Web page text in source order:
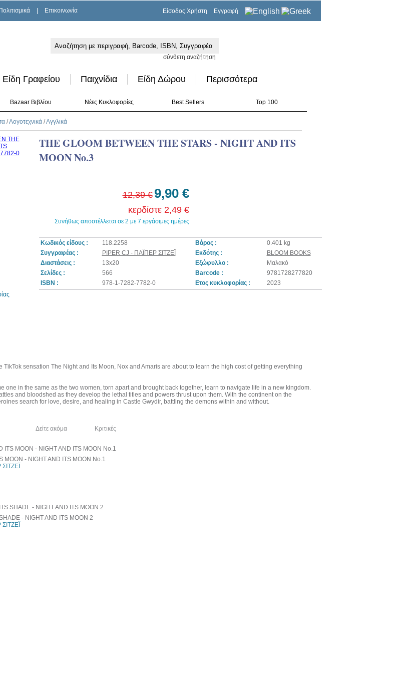
Επικοινωνία Είσοδος Χρήστη Εγγραφή
σύνθετη αναζήτηση
Γραφείου Παιχνίδια Είδη Δώρου Περισσότερα
Bazaar Βιβλίου Νέες Κυκλοφορίες Best Sellers Top 100
/Λογοτεχνικά /Αγγλικά
THE GLOOM BETWEEN THE STARS - NIGHT AND ITS
MOON No.3
12,39 € 9,90 €
κερδίστε 2,49 €
Συνήθως αποστέλλεται σε 2 με 7 εργάσιμες ημέρες
Κωδικός είδους : 118.2258 Βάρος :
0.401 kg
Συγγραφέας :
PIPER CJ - ΠΑΪΠΕΡ ΣΙΤΖΕΪ Εκδότης :
BLOOM BOOKS
Διαστάσεις :
13x20 Εξώφυλλο :
Μαλακό
Σελίδες :
566 Barcode :
9781728277820
ISBN :
978-1-7282-7782-0 Ετος κυκλοφορίας : 2023
TikTok sensation The Night and Its Moon, Nox and Amaris are about to learn the high cost of getting everything
one in the same as the two women, torn apart and brought back together, learn to navigate life in a new kingdom.
and bloodshed as they develop the lethal titles and powers thrust upon them. With the continent on the
search for love, desire, and healing in Castle Gwydir, battling the demons within and without.
Δείτε ακόμα Κριτικές
MOON - NIGHT AND ITS MOON No.1
- NIGHT AND ITS MOON 2